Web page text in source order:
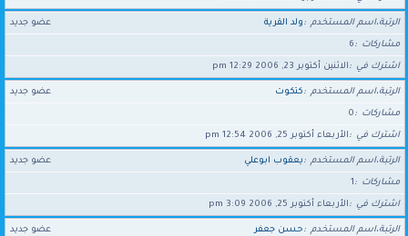
الرتبة،اسم المستخدم عضو جديد ولد القرية
مشاركات 6
اشترك في الاثنين أكتوبر 23, 2006 12:29 pm
الرتبة،اسم المستخدم عضو جديد كتكوت
مشاركات 0
اشترك في الأربعاء أكتوبر 25, 2006 12:54 pm
الرتبة،اسم المستخدم عضو جديد يعقوب ابوعلي
مشاركات 1
اشترك في الأربعاء أكتوبر 25, 2006 3:09 pm
الرتبة،اسم المستخدم عضو جديد حسن جعفر